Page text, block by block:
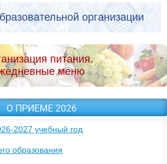
организации
питания.
меню
О ПРИЕМЕ 2026
2027 учебный год
образования